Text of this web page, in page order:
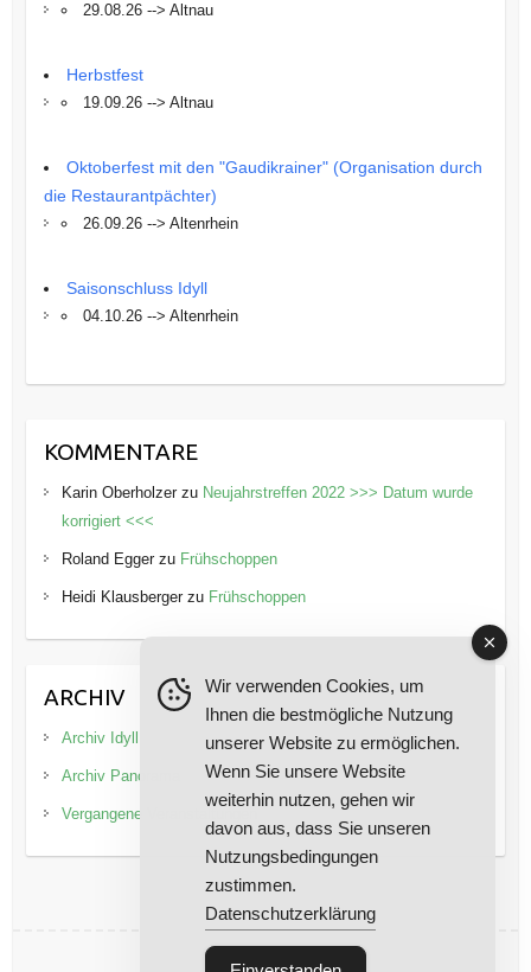
29.08.26 --> Altnau
Herbstfest
19.09.26 --> Altnau
Oktoberfest mit den "Gaudikrainer" (Organisation durch
die Restaurantpächter)
26.09.26 --> Altenrhein
Saisonschluss Idyll
04.10.26 --> Altenrhein
KOMMENTARE
Karin Oberholzerzu Neujahrstreffen 2022 >>> Datum wurde
korrigiert <<<
Roland Eggerzu Frühschoppen
Heidi Klausbergerzu Frühschoppen
ARCHIV
Archiv Idyll
Archiv Panorama
Vergangene Veranstaltungen
Wir verwenden Cookies, um
Ihnen die bestmögliche Nutzung
unserer Website zu ermöglichen.
Wenn Sie unsere Website
weiterhin nutzen, gehen wir
davon aus, dass Sie unseren
Nutzungsbedingungen
zustimmen.
Datenschutzerklärung